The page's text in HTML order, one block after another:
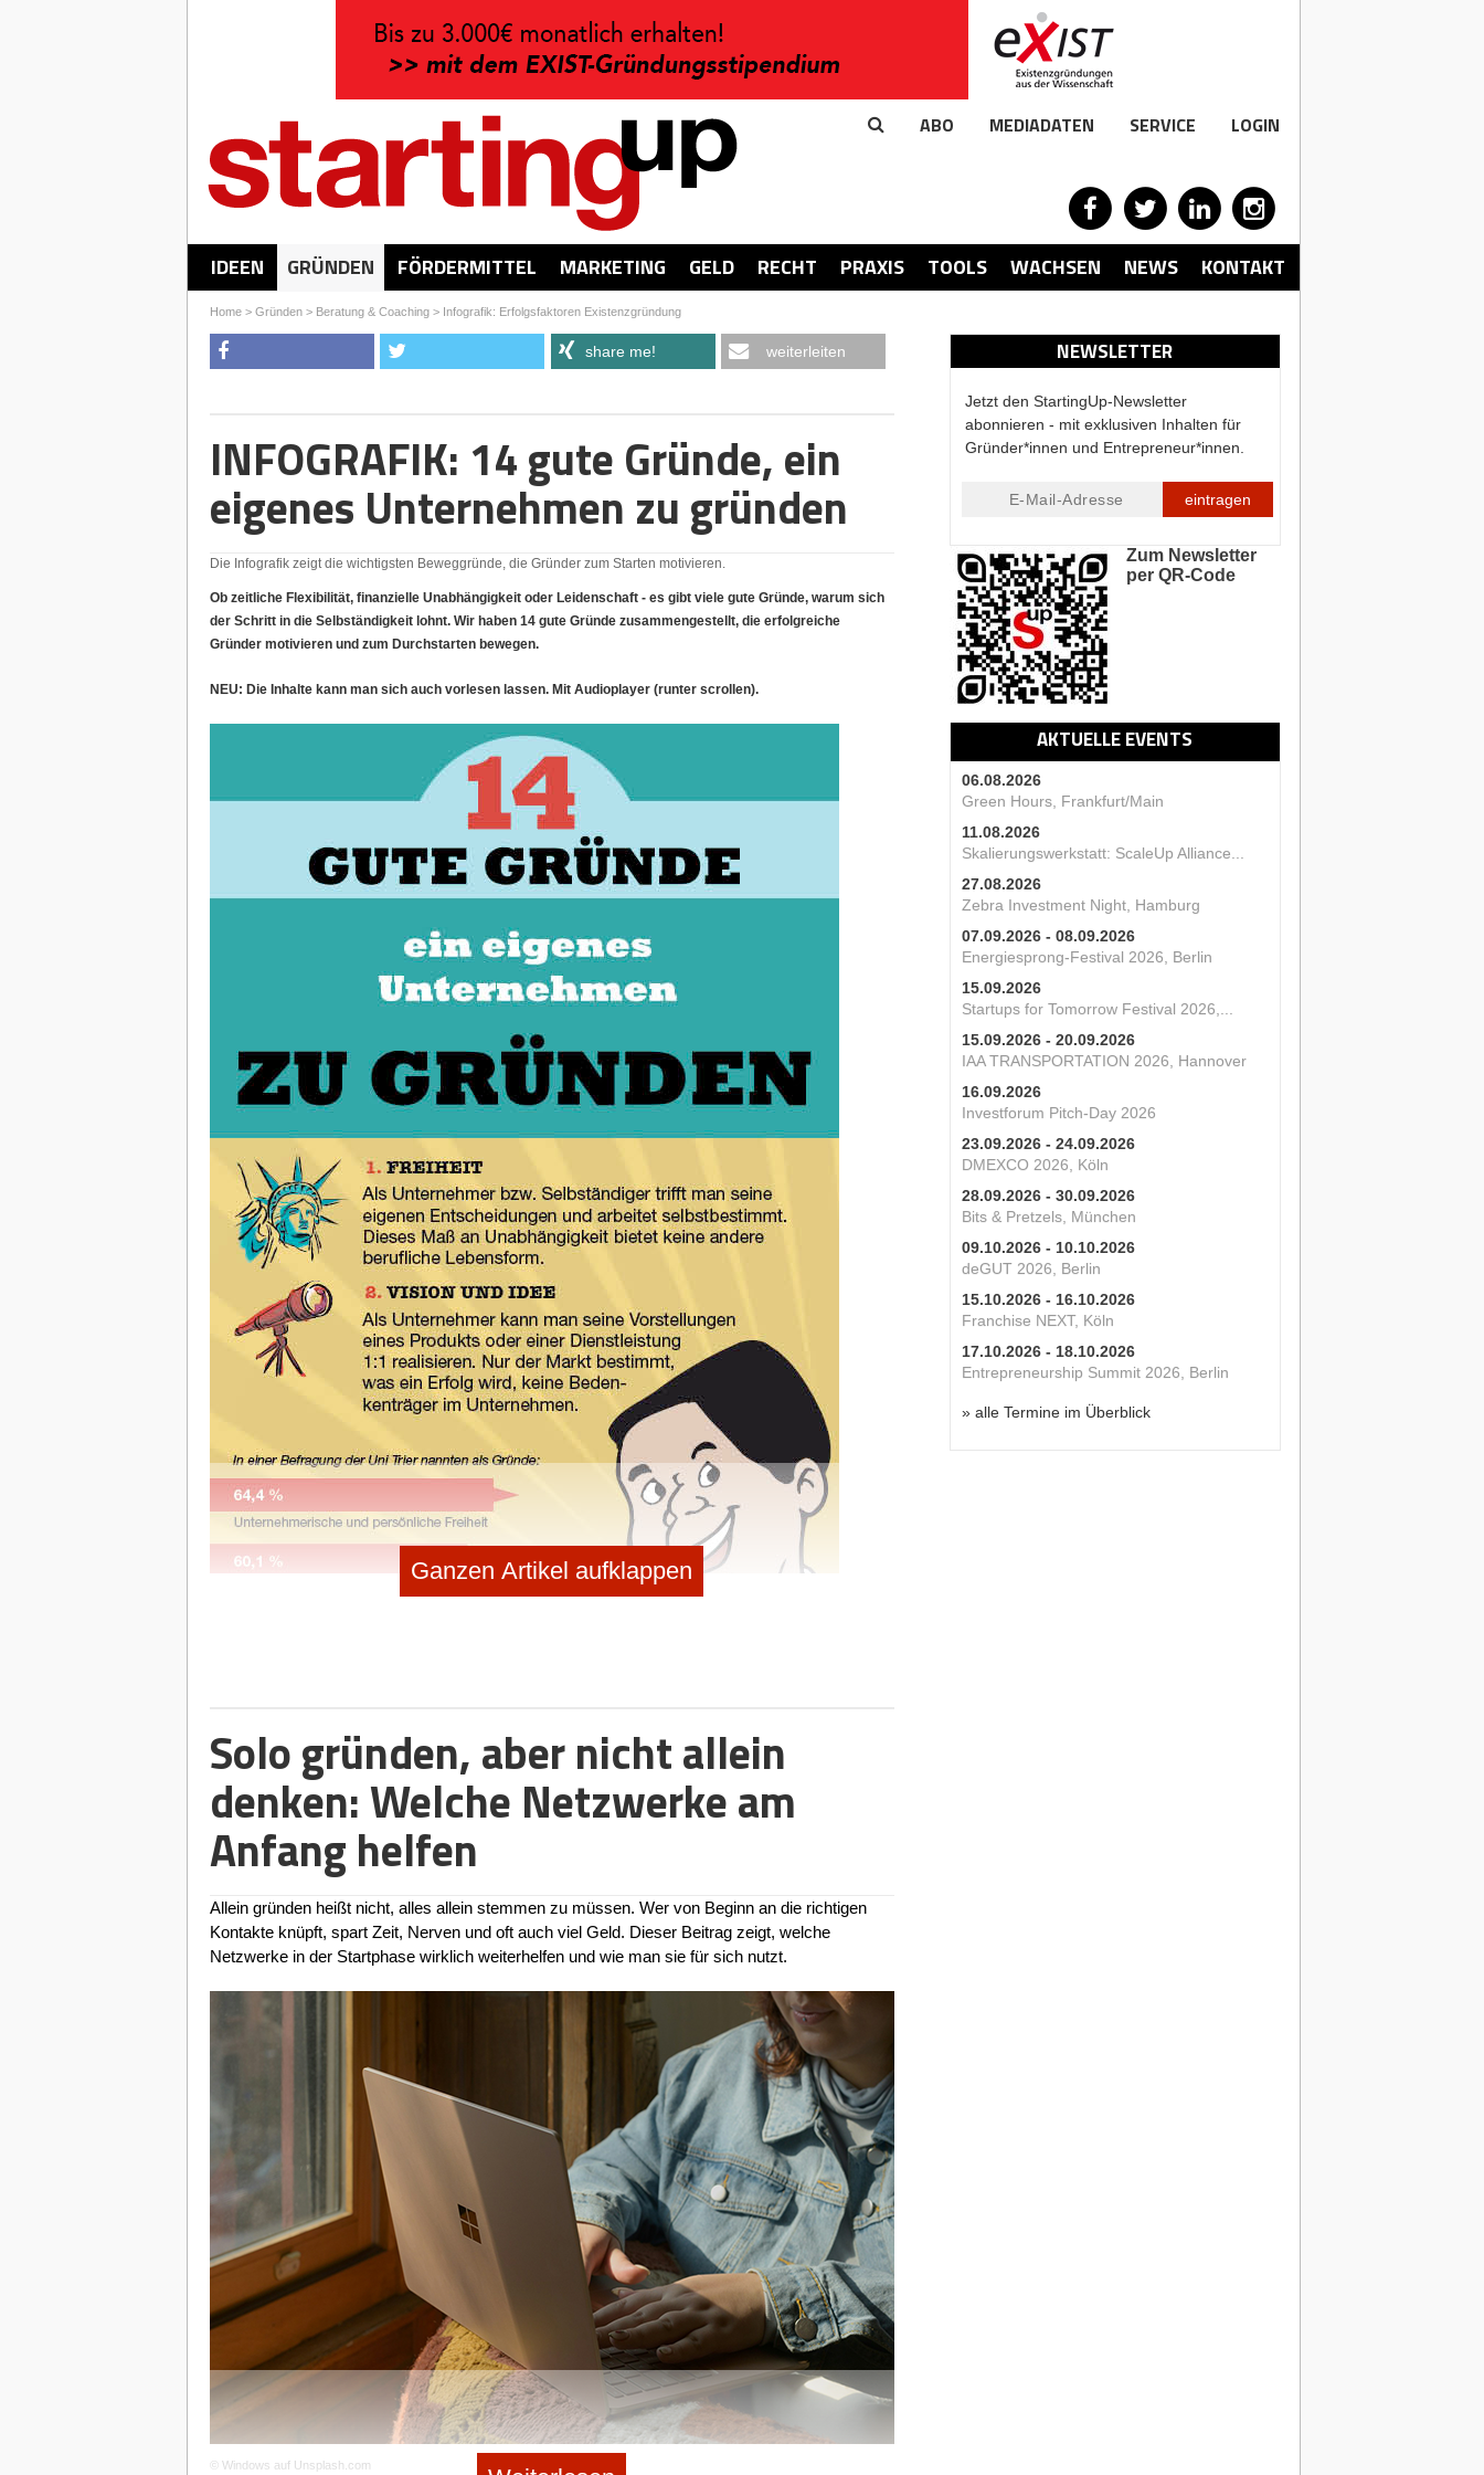
ABO MEDIADATEN SERVICE LOGIN
IDEEN GRÜNDEN FÖRDERMITTEL MARKETING GELD RECHT PRAXIS TOOLS WACHSEN NEWS KONTAKT
Home> Gründen> Beratung & Coaching> Infografik: Erfolgsfaktoren Existenzgründung
NEWSLETTER
Jetzt den StartingUp-Newsletter
abonnieren - mit exklusiven Inhalten für
Gründer*innen und Entrepreneur*innen.
eintragen
Zum Newsletter
per QR-Code
AKTUELLE EVENTS
06.08.2026
Green Hours, Frankfurt/Main
11.08.2026
Skalierungswerkstatt: ScaleUp Alliance...
27.08.2026
Zebra Investment Night, Hamburg
07.09.2026 - 08.09.2026
Energiesprong-Festival 2026, Berlin
15.09.2026
Startups for Tomorrow Festival 2026,...
15.09.2026 - 20.09.2026
IAA TRANSPORTATION 2026, Hannover
16.09.2026
Investforum Pitch-Day 2026
23.09.2026 - 24.09.2026
DMEXCO 2026, Köln
28.09.2026 - 30.09.2026
Bits & Pretzels, München
09.10.2026 - 10.10.2026
deGUT 2026, Berlin
15.10.2026 - 16.10.2026
Franchise NEXT, Köln
17.10.2026 - 18.10.2026
Entrepreneurship Summit 2026, Berlin
» alle Termine im Überblick
share me! weiterleiten
INFOGRAFIK: 14 gute Gründe, ein
eigenes Unternehmen zu gründen
Die Infografik zeigt die wichtigsten Beweggründe, die Gründer zum Starten motivieren.
Ob zeitliche Flexibilität, finanzielle Unabhängigkeit oder Leidenschaft - es gibt viele gute Gründe, warum sich
der Schritt in die Selbständigkeit lohnt. Wir haben 14 gute Gründe zusammengestellt, die erfolgreiche
Gründer motivieren und zum Durchstarten bewegen.
NEU: Die Inhalte kann man sich auch vorlesen lassen. Mit Audioplayer (runter scrollen).
Ganzen Artikel aufklappen
Solo gründen, aber nicht allein
denken: Welche Netzwerke am
Anfang helfen
Allein gründen heißt nicht, alles allein stemmen zu müssen. Wer von Beginn an die richtigen
Kontakte knüpft, spart Zeit, Nerven und oft auch viel Geld. Dieser Beitrag zeigt, welche
Netzwerke in der Startphase wirklich weiterhelfen und wie man sie für sich nutzt.
© Windows auf Unsplash.com